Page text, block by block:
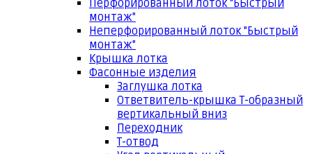
Перфорированный лоток "Быстрый
монтаж"
Неперфорированный лоток "Быстрый
монтаж"
Крышка лотка
Фасонные изделия
Заглушка лотка
Ответвитель-крышка Т-образный
вертикальный вниз
Переходник
Т-отвод